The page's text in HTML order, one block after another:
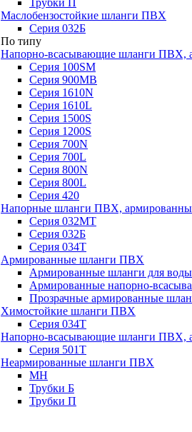
Трубки П
Маслобензостойкие шланги ПВХ
Серия 032Б
По типу
Напорно-всасывающие шланги ПВХ,
Серия 100SM
Серия 900MB
Серия 1610N
Серия 1610L
Серия 1500S
Серия 1200S
Серия 700N
Серия 700L
Серия 800N
Серия 800L
Серия 420
Напорные шланги ПВХ,
Серия 032МТ
Серия 032Б
Серия 034Т
Армированные шланги ПВХ
Армированные шланги для воды
Армированные напорно-
Прозрачные армированные
Химостойкие шланги ПВХ
Серия 034Т
Напорно-всасывающие шланги ПВХ,
Серия 501T
Неармированные шланги ПВХ
МН
Трубки Б
Трубки П